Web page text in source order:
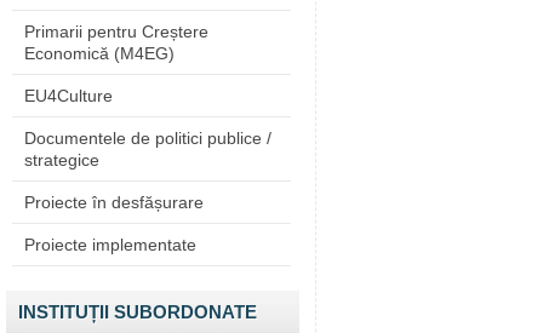
Primarii pentru Creștere
Economică (M4EG)
EU4Culture
Documentele de politici publice /
strategice
Proiecte în desfășurare
Proiecte implementate
INSTITUȚII SUBORDONATE